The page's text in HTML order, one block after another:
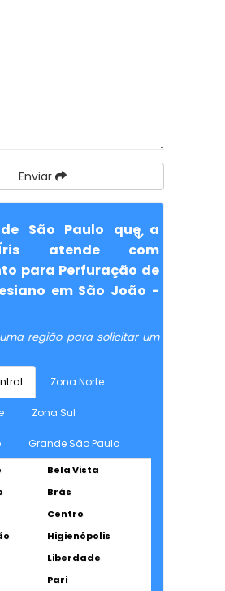
Enviar
de São Paulo que a
atende com
para Perfuração de
em São João -
região para solicitar um
Zona Norte
Zona Sul
Grande São Paulo
Bela Vista
Brás
Centro
Higienópolis
Liberdade
Pari